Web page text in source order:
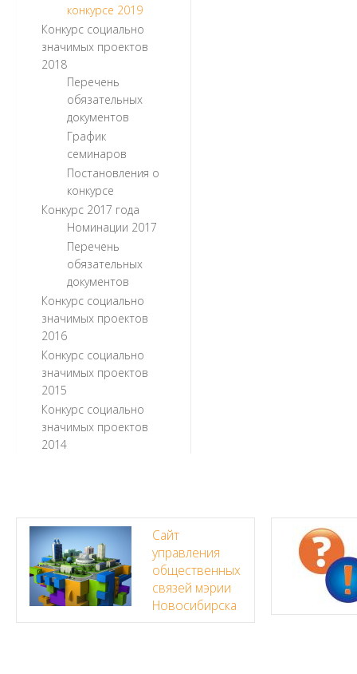
конкурсе 2019
Конкурс социально
значимых проектов
2018
Перечень
обязательных
документов
График
семинаров
Постановления о
конкурсе
Конкурс 2017 года
Номинации 2017
Перечень
обязательных
документов
Конкурс социально
значимых проектов
2016
Конкурс социально
значимых проектов
2015
Конкурс социально
значимых проектов
2014
Сайт
управления
общественных
связей мэрии
Новосибирска